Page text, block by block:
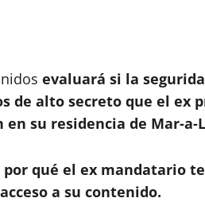
evaluará si la
de alto secreto que el ex
su residencia de Mar-a-
por qué el ex mandatario
a su contenido.